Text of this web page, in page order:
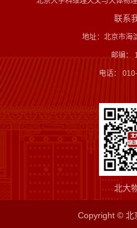
联系
地址：北京市海
邮编：
电话：
北大
Copyright © 北